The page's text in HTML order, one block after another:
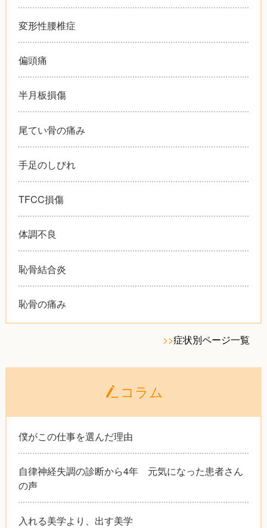
変形性腰椎症
偏頭痛
半月板損傷
尾てい骨の痛み
手足のしびれ
TFCC損傷
体調不良
恥骨結合炎
恥骨の痛み
>>症状別ページ一覧
コラム
僕がこの仕事を選んだ理由
自律神経失調の診断から4年 元気になった患者さん
の声
入れる美学より、出す美学